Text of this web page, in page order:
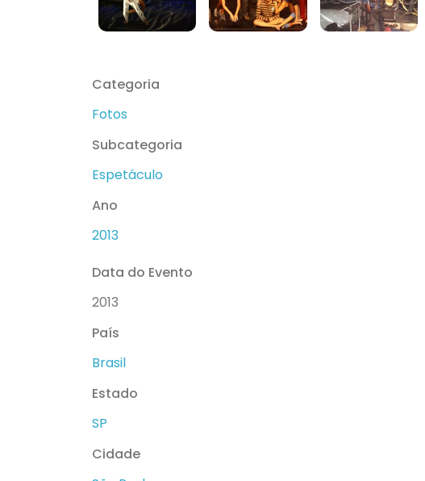
Categoria
Fotos
Subcategoria
Espetáculo
Ano
2013
Data do Evento
2013
País
Brasil
Estado
SP
Cidade